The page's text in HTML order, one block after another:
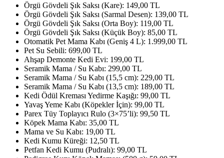
Örgü Gövdeli Şık Saksı (Kare): 149,00 TL
Örgü Gövdeli Şık Saksı (Sarmal Desen): 139,00 TL
Örgü Gövdeli Şık Saksı (Orta Boy): 119,00 TL
Örgü Gövdeli Şık Saksı (Küçük Boy): 85,00 TL
Otomatik Pet Mama Kabı (Geniş 4 L): 1.999,00 TL
Pet Su Sebili: 699,00 TL
Ahşap Demonte Kedi Evi: 199,00 TL
Seramik Mama / Su Kabı: 299,00 TL
Seramik Mama / Su Kabı (15,5 cm): 229,00 TL
Seramik Mama / Su Kabı (13,5 cm): 189,00 TL
Kedi Ödül Kreması Yedirme Kaşığı: 99,00 TL
Yavaş Yeme Kabı (Köpekler İçin): 99,00 TL
Parex Tüy Toplayıcı Rulo (3×75’li): 99,50 TL
Köpek Mama Kabı: 35,00 TL
Mama ve Su Kabı: 19,00 TL
Kedi Kumu Küreği: 12,50 TL
Petfan Kedi Kumu (Pudralı): 99,00 TL